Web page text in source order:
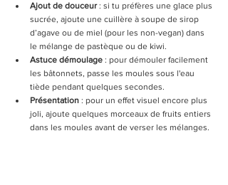
Ajout de douceur : si tu préfères une glace plus
sucrée, ajoute une cuillère à soupe de sirop
d’agave ou de miel (pour les non-vegan) dans
le mélange de pastèque ou de kiwi.
Astuce démoulage : pour démouler facilement
les bâtonnets, passe les moules sous l'eau
tiède pendant quelques secondes.
Présentation : pour un effet visuel encore plus
joli, ajoute quelques morceaux de fruits entiers
dans les moules avant de verser les mélanges.